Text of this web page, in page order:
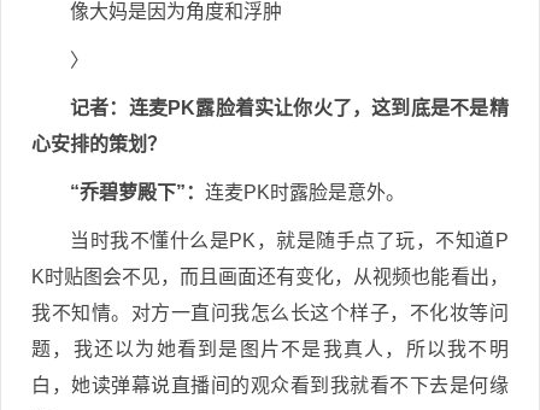
像大妈是因为角度和浮肿
〉
记者：连麦PK露脸着实让你火了，这到底是不是精
心安排的策划？
“乔碧萝殿下”： 连麦PK时露脸是意外。
当时我不懂什么是PK，就是随手点了玩，不知道P
K时贴图会不见，而且画面还有变化，从视频也能看出，
我不知情。对方一直问我怎么长这个样子，不化妆等问
题，我还以为她看到是图片不是我真人，所以我不明
白，她读弹幕说直播间的观众看到我就看不下去是何缘